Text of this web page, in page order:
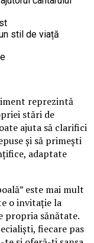
stil de viață
reprezintă
stări de
ajuta să clarifici
și să primești
adaptate
este mai mult
o invitație la
propria sănătate.
fiecare pas